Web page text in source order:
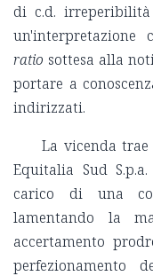
di c.d.
un'interpretazione
ratio sottesa alla
portare a
indirizzati.
La vicenda
Equitalia Sud
carico di una
lamentando la
accertamento
perfezionamento